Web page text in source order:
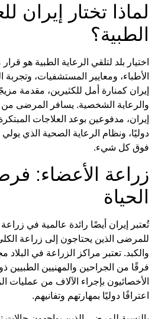
لماذا تختار إيران
الطبية؟
اختيار بلد لتلقي الرعاية الطبية هو
الأطباء، ومعايير المستشفيات،
إيران كمنارة أمل للكثيرين، مقدمة
والرعاية الشخصية. يسافر المرضى من
إيران، مدفوعين بوعد العلاجات
دوليًا، ونظام الرعاية الصحية الذي
فوق كل شيء.
زراعة الأعضاء:
الحياة
تُعتبر إيران أيضًا رائدة عالمية في
للمرضى الذين يحتاجون إلى زراعة
والكبد. تعتبر مراكز الزراعة في
فرقًا من الجراحين والمهنيين الطبيين
الأخصائيون بإجراء الآلاف من عمليات
اعترافًا دوليًا بمهارتهم وتفانيهم.